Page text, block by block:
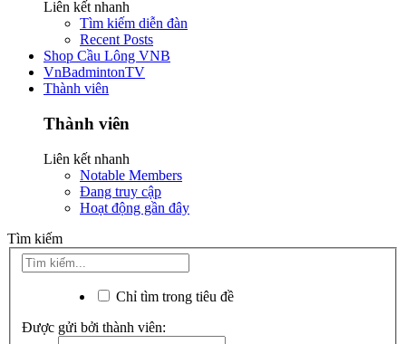
Liên kết nhanh
Tìm kiếm diễn đàn
Recent Posts
Shop Cầu Lông VNB
VnBadmintonTV
Thành viên
Thành viên
Liên kết nhanh
Notable Members
Đang truy cập
Hoạt động gần đây
Tìm kiếm
Chỉ tìm trong tiêu đề
Được gửi bởi thành viên: